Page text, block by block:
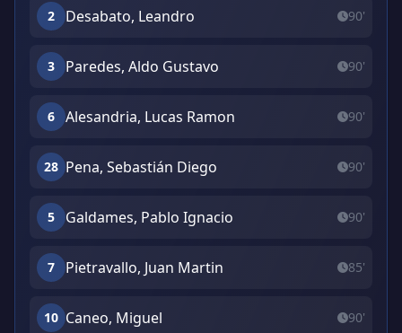
2 Desabato, Leandro 90'
3 Paredes, Aldo Gustavo 90'
6 Alesandria, Lucas Ramon 90'
28 Pena, Sebastián Diego 90'
5 Galdames, Pablo Ignacio 90'
7 Pietravallo, Juan Martin 85'
10 Caneo, Miguel 90'